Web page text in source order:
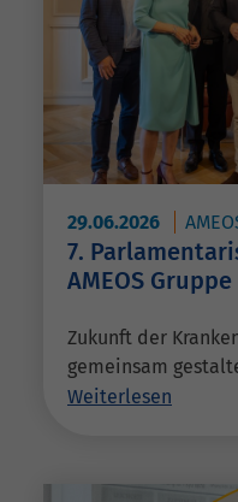
29.06.2026
7.
AMEOS Gruppe
Zukunft der
gemeinsam
Weiterlesen